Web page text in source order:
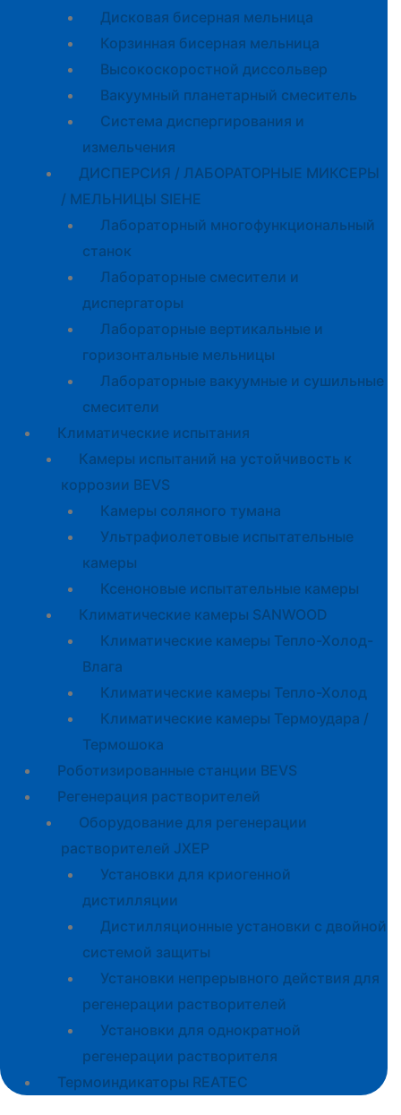
Дисковая бисерная мельница
Корзинная бисерная мельница
Высокоскоростной диссольвер
Вакуумный планетарный смеситель
Система диспергирования и
измельчения
ДИСПЕРСИЯ / ЛАБОРАТОРНЫЕ МИКСЕРЫ
/ МЕЛЬНИЦЫ SIEHE
Лабораторный многофункциональный
станок
Лабораторные смесители и
диспергаторы
Лабораторные вертикальные и
горизонтальные мельницы
Лабораторные вакуумные и сушильные
смесители
Климатические испытания
Камеры испытаний на устойчивость к
коррозии BEVS
Камеры соляного тумана
Ультрафиолетовые испытательные
камеры
Ксеноновые испытательные камеры
Климатические камеры SANWOOD
Климатические камеры Тепло-Холод-
Влага
Климатические камеры Тепло-Холод
Климатические камеры Термоудара /
Термошока
Роботизированные станции BEVS
Регенерация растворителей
Оборудование для регенерации
растворителей JXEP
Установки для криогенной
дистилляции
Дистилляционные установки с двойной
системой защиты
Установки непрерывного действия для
регенерации растворителей
Установки для однократной
регенерации растворителя
Термоиндикаторы REATEC